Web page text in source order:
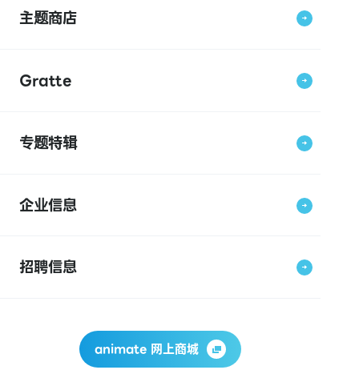
主题商店
Gratte
专题特辑
企业信息
招聘信息
animate 网上商城